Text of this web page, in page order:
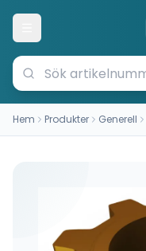
Öppna meny
Hem Produkter Generell